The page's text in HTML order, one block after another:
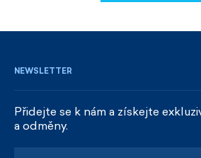
NEWSLETTER
Přidejte se k nám a získejte
a odměny.